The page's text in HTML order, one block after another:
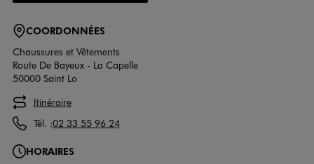
COORDONNÉES
Chaussures et Vêtements
Route De Bayeux - La Capelle
50000 Saint Lo
Itinéraire
Tél. :02 33 55 96 24
HORAIRES